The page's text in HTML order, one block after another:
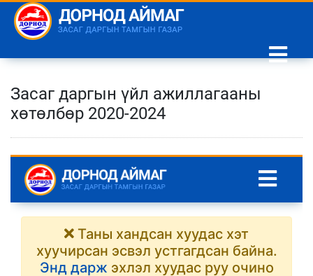
Засаг даргын үйл ажиллагааны
хөтөлбөр 2020-2024